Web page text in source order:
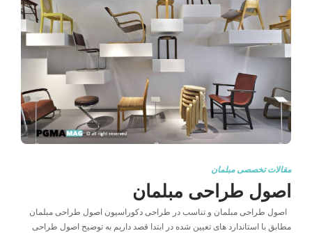
مقالات تخصصی مبلمان
اصول طراحی مبلمان
اصول طراحی مبلمان و تناسب در طراحی دکوراسیون اصول طراحی مبلمان
مطابق با استاندارد های تعیین شده در ابتدا قصد داریم به توضیح اصول طراحی